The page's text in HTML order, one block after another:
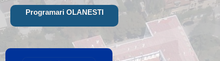
Programari OLANESTI